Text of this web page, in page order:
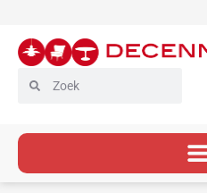
inhoud